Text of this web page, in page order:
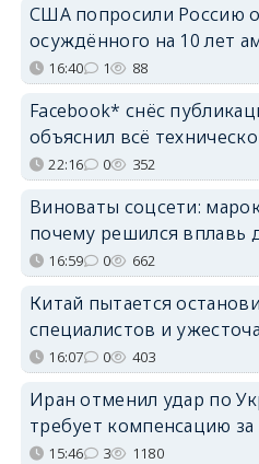
США попросили Россию
осуждённого на 10 лет
16:40 1 88
Facebook* снёс
объяснил всё
22:16 0 352
Виноваты соцсети:
почему решился вплавь
16:59 0 662
Китай пытается
специалистов и
16:07 0 403
Иран отменил удар по
требует компенсацию за
15:46 3 1180